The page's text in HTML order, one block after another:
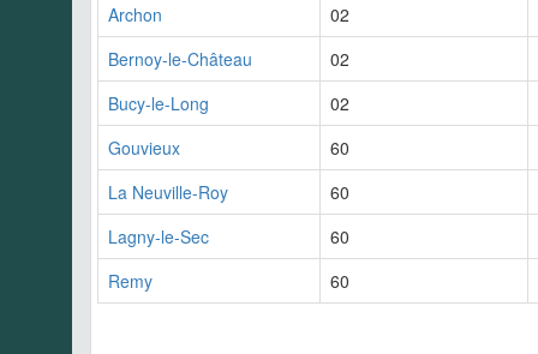
Archon
02
Bernoy-le-Château
02
Bucy-le-Long
02
Gouvieux
60
La Neuville-Roy
60
Lagny-le-Sec
60
Remy
60